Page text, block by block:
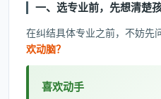
一、选专业前，先想清楚
在纠结具体专业之前，不妨先
欢动脑？
喜欢动手